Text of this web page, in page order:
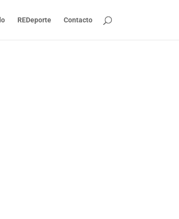
REDeporte Contacto